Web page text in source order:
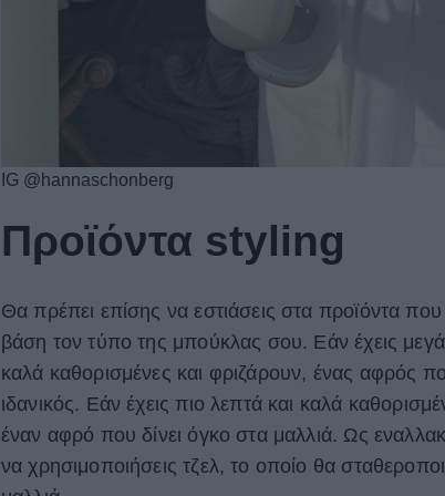
IG @hannaschonberg
Προϊόντα styling
Θα πρέπει επίσης να εστιάσεις στα προϊόντα
βάση τον τύπο της μπούκλας σου. Εάν έχεις
καλά καθορισμένες και φριζάρουν, ένας αφρός που
ιδανικός. Εάν έχεις πιο λεπτά και καλά
έναν αφρό που δίνει όγκο στα μαλλιά. Ως
να χρησιμοποιήσεις τζελ, το οποίο θα